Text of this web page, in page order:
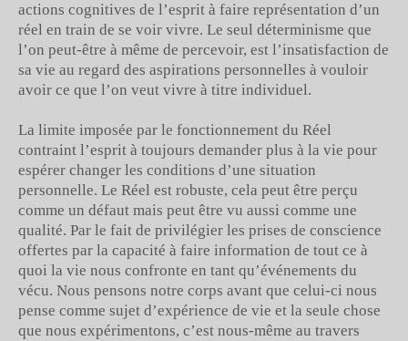
actions cognitives de l’esprit à faire représentation d’un
réel en train de se voir vivre. Le seul déterminisme que
l’on peut-être à même de percevoir, est l’insatisfaction de
sa vie au regard des aspirations personnelles à vouloir
avoir ce que l’on veut vivre à titre individuel.
La limite imposée par le fonctionnement du Réel
contraint l’esprit à toujours demander plus à la vie pour
espérer changer les conditions d’une situation
personnelle. Le Réel est robuste, cela peut être perçu
comme un défaut mais peut être vu aussi comme une
qualité. Par le fait de privilégier les prises de conscience
offertes par la capacité à faire information de tout ce à
quoi la vie nous confronte en tant qu’événements du
vécu. Nous pensons notre corps avant que celui-ci nous
pense comme sujet d’expérience de vie et la seule chose
que nous expérimentons, c’est nous-même au travers